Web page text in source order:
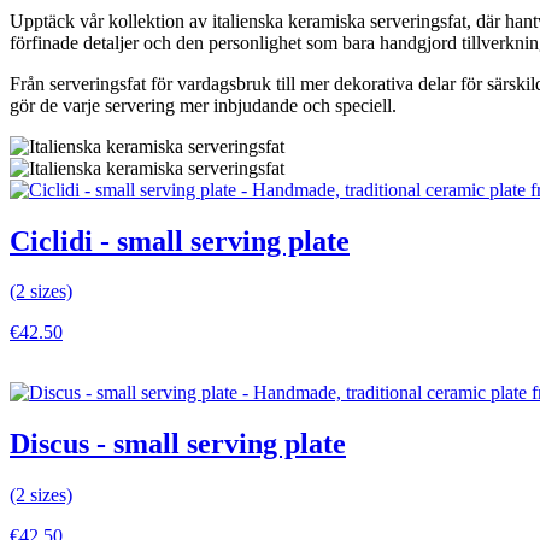
Upptäck vår kollektion av italienska keramiska serveringsfat, där
förfinade detaljer och den personlighet som bara handgjord
Från serveringsfat för vardagsbruk till mer dekorativa delar för
gör de varje servering mer inbjudande och speciell.
Ciclidi - small serving plate
(2 sizes)
€42.50
Discus - small serving plate
(2 sizes)